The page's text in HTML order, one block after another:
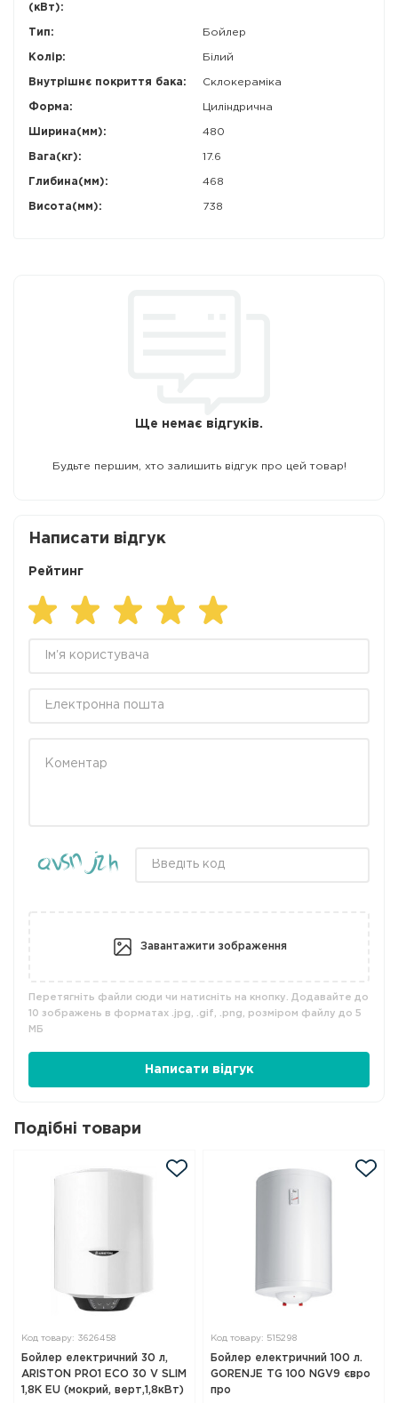
(кВт):
Тип: Бойлер
Колір: Білий
Внутрішнє покриття бака: Склокераміка
Форма: Циліндрична
Ширина(мм): 480
Вага(кг): 17.6
Глибина(мм): 468
Висота(мм): 738
Ще немає відгуків.
Будьте першим, хто залишить відгук про цей товар!
Написати відгук
Рейтинг
Завантажити зображення
Перетягніть файли сюди чи натисніть на кнопку. Додавайте до
10 зображень в форматах .jpg, .gif, .png, розміром файлу до 5
МБ
Написати відгук
Подібні товари
Код товару: 3626458
Бойлер електричний 30 л,
ARISTON PRO1 ECO 30 V SLIM
1,8K EU (мокрий, верт,1,8кВт)
Код товару: 515298
Бойлер електричний 100 л.
GORENJE TG 100 NGV9 євро
про